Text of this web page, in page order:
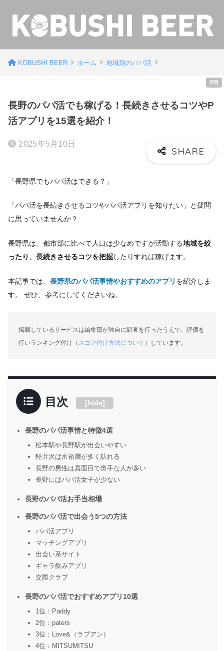
KOBUSHI BEER ホーム 地域別のパパ活
PR
長野のパパ活でも稼げる！長続きさせるコツやP
活アプリを15選を紹介！
2025年5月10日
「長野県でもパパ活はできる？」
「パパ活を長続きさせるコツやパパ活アプリを知りたい」と疑問
に思っていませんか？
長野県は、都市部に比べて人口は少なめですが活動する地域を絞
ったり、長続きさせるコツを把握したりすれば稼げます。
本記事では、 長野県のパパ活事情やおすすめのアプリ を紹介しま
す。 ぜひ、参考にしてくださいね。
掲載しているサービスは編集部が独自に調査を行ったうえで、評価を
行いランキング付け（ スコア付け方法について ）しています。
目次 [hide]
長野のパパ活事情と特徴4選
松本駅や長野駅が出会いやすい
軽井沢は富裕層が多く訪れる
長野の男性は真面目で奥手な人が多い
長野にはパパ活女子が少ない
長野のパパ活お手当相場
長野のパパ活で出会う5つの方法
パパ活アプリ
マッチングアプリ
出会い系サイト
ギャラ飲みアプリ
交際クラブ
長野のパパ活でおすすめアプリ10選
1位：Paddy
2位：paters
3位：Love&（ラブアン）
4位：MITSUMITSU